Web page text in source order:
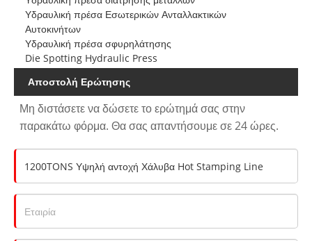
Υδραυλική πρέσα Εσωτερικών Ανταλλακτικών
Αυτοκινήτων
Υδραυλική πρέσα σφυρηλάτησης
Die Spotting Hydraulic Press
Αποστολή Ερώτησης
Μη διστάσετε να δώσετε το ερώτημά σας στην
παρακάτω φόρμα. Θα σας απαντήσουμε σε 24 ώρες.